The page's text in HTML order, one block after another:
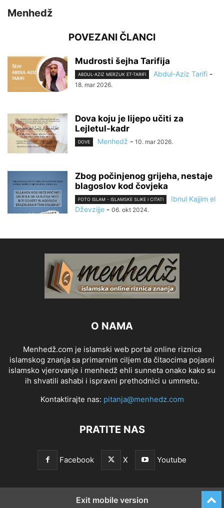
Menhedž
POVEZANI ČLANCI
Mudrosti šejha Tarifija
ABDUL-AZIZ MERZUK ET-TARIFI Abdul-Aziz Tarifi -
18. mar 2026.
Dova koju je lijepo učiti za
Lejletul-kadr
DOVE Menhedž - 10. mar 2026.
Zbog počinjenog grijeha, nestaje
blagoslov kod čovjeka
FOTO ISLAM - ISLAMSKE SLIKE I CITATI
Ibnul Kajjim el
Dževzijje - 06. okt 2024.
O NAMA
Menhedž.com je islamski web portal online riznica
islamskog znanja sa primarnim ciljem da čitaocima pojasni
islamsko vjerovanje i menhedž ehli sunneta onako kako su
ih shvatili ashabi i ispravni prethodnici u ummetu.
Kontaktirajte nas: pitanja@menhedz.com
PRATITE NAS
Facebook X Youtube
Exit mobile version